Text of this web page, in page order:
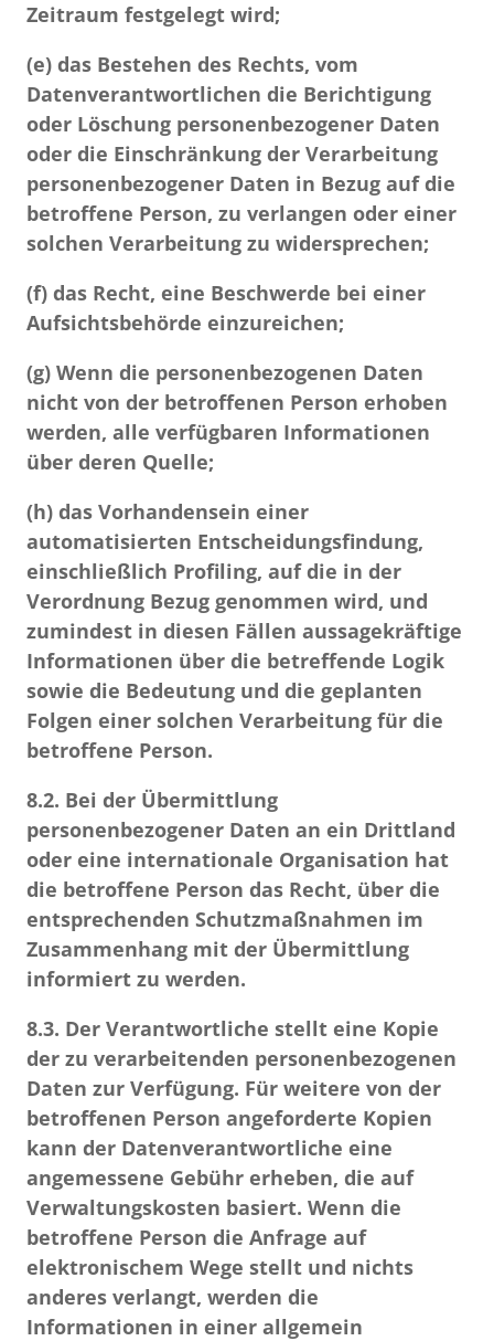
Zeitraum festgelegt wird;
(e) das Bestehen des Rechts, vom
Datenverantwortlichen die Berichtigung
oder Löschung personenbezogener Daten
oder die Einschränkung der Verarbeitung
personenbezogener Daten in Bezug auf die
betroffene Person, zu verlangen oder einer
solchen Verarbeitung zu widersprechen;
(f) das Recht, eine Beschwerde bei einer
Aufsichtsbehörde einzureichen;
(g) Wenn die personenbezogenen Daten
nicht von der betroffenen Person erhoben
werden, alle verfügbaren Informationen
über deren Quelle;
(h) das Vorhandensein einer
automatisierten Entscheidungsfindung,
einschließlich Profiling, auf die in der
Verordnung Bezug genommen wird, und
zumindest in diesen Fällen aussagekräftige
Informationen über die betreffende Logik
sowie die Bedeutung und die geplanten
Folgen einer solchen Verarbeitung für die
betroffene Person.
8.2. Bei der Übermittlung
personenbezogener Daten an ein Drittland
oder eine internationale Organisation hat
die betroffene Person das Recht, über die
entsprechenden Schutzmaßnahmen im
Zusammenhang mit der Übermittlung
informiert zu werden.
8.3. Der Verantwortliche stellt eine Kopie
der zu verarbeitenden personenbezogenen
Daten zur Verfügung. Für weitere von der
betroffenen Person angeforderte Kopien
kann der Datenverantwortliche eine
angemessene Gebühr erheben, die auf
Verwaltungskosten basiert. Wenn die
betroffene Person die Anfrage auf
elektronischem Wege stellt und nichts
anderes verlangt, werden die
Informationen in einer allgemein